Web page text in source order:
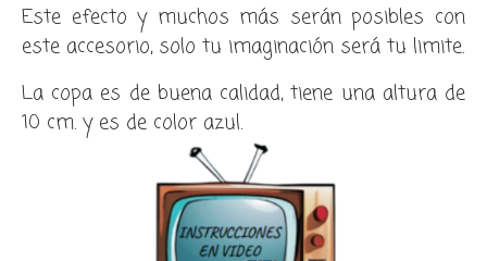
Este efecto y muchos más serán posibles con
este accesorio, solo tu imaginación será tu limite.
La copa es de buena calidad, tiene una altura de
10 cm. y es de color azul.